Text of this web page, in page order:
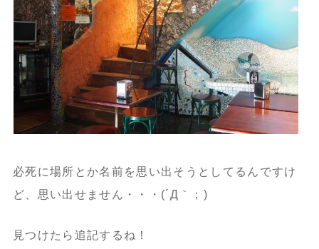
必死に場所とか名前を思い出そうとしてるんですけ
ど、思い出せません・・・(´Д｀；)
見つけたら追記するね！